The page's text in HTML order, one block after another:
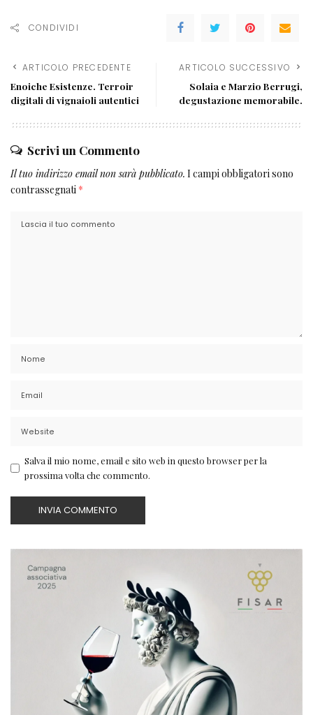
CONDIVIDI
ARTICOLO PRECEDENTE
Enoiche Esistenze. Terroir
digitali di vignaioli autentici
ARTICOLO SUCCESSIVO
Solaia e Marzio Berrugi,
degustazione memorabile.
Scrivi un Commento
Il tuo indirizzo email non sarà pubblicato. I campi obbligatori sono
contrassegnati *
Salva il mio nome, email e sito web in questo browser per la
prossima volta che commento.